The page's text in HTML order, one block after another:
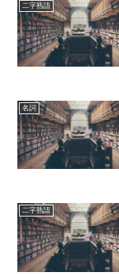
二字熟語
名詞
二字熟語